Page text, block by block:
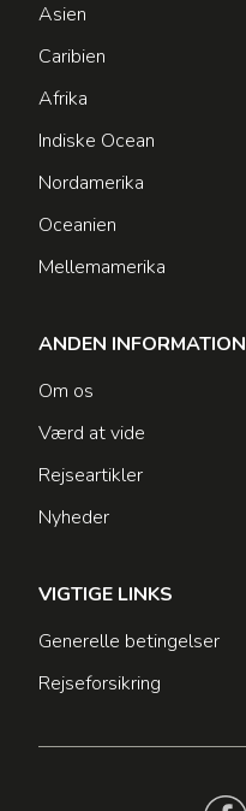
Asien
Caribien
Afrika
Indiske Ocean
Nordamerika
Oceanien
Mellemamerika
ANDEN INFORMATION
Om os
Værd at vide
Rejseartikler
Nyheder
VIGTIGE LINKS
Generelle betingelser
Rejseforsikring